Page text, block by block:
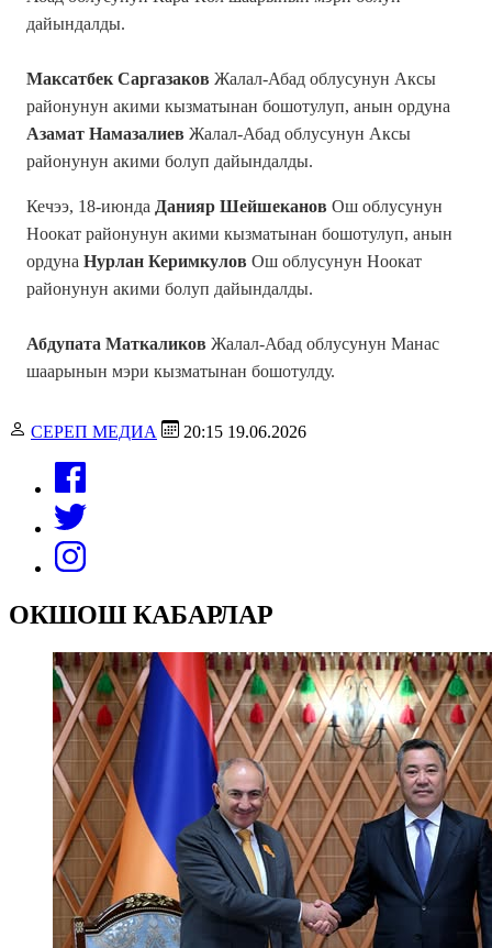
дайындалды.
Максатбек Саргазаков Жалал-Абад облусунун Аксы
районунун акими кызматынан бошотулуп, анын ордуна
Азамат Намазалиев Жалал-Абад облусунун Аксы
районунун акими болуп дайындалды.
Кечээ, 18-июнда Данияр Шейшеканов Ош облусунун
Ноокат районунун акими кызматынан бошотулуп, анын
ордуна Нурлан Керимкулов Ош облусунун Ноокат
районунун акими болуп дайындалды.
Абдупата Маткаликов Жалал-Абад облусунун Манас
шаарынын мэри кызматынан бошотулду.
СЕРЕП МЕДИА 20:15 19.06.2026
ОКШОШ КАБАРЛАР